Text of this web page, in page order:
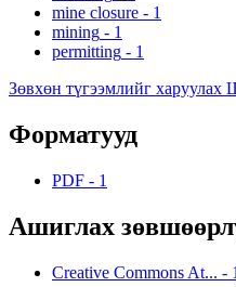
mine closure - 1
mining - 1
permitting - 1
Зөвхөн түгээмлийг
Форматууд
PDF - 1
Ашиглах
Creative Commons At... - 1